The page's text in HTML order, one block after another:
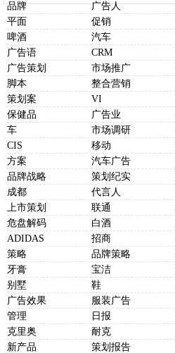
品牌
广告人
平面
促销
啤酒
汽车
广告语
CRM
广告策划
市场推广
脚本
整合营销
策划案
VI
保健品
广告业
车
市场调研
CIS
移动
方案
汽车广告
品牌战略
策划纪实
成都
代言人
上市策划
联通
危盘解码
白酒
ADIDAS
招商
策略
品牌策略
牙膏
宝洁
别墅
鞋
广告效果
服装广告
管理
日报
克里奥
耐克
新产品
策划报告